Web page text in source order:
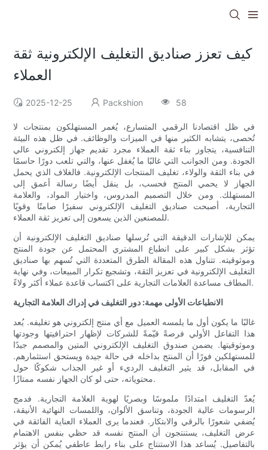
كيف تعزز صناديق التغليف الإلكترونية ثقة
العملاء
2025-12-25 Packshion 58
في ظل اقتصادنا الرقمي المتسارع، يُغمر المستهلكون بمنتجات لا
تُحصى، يتشابه الكثير منها في الميزات والوظائف. في ظل هذه البيئة
التنافسية، يتجاوز بناء ثقة العملاء مجرد تقديم جهاز إلكتروني عالي
الجودة. ومن الجوانب التي غالبًا ما يُغفل عنها، والتي تلعب دورًا حاسمًا
في بناء الثقة والولاء، تغليف المنتجات الإلكترونية. فالغلاف الذي يحمل
الجهاز لا يحمي المنتج فحسب، بل ينقل أيضًا رسالة أعمق إلى
المستهلك. ومن خلال التصميم المدروس، واختيار المواد، والعلامة
التجارية، أصبحت صناديق التغليف الإلكتروني سفيرًا صامتًا وقويًا
للمصنعين الذين يسعون إلى تعزيز ثقة العملاء.
يمكن للإشارات الدقيقة التي تُرسلها صناديق التغليف الإلكترونية أن
تؤثر بشكل كبير على انطباع المشتري المحتمل عن جودة المنتج
وموثوقيته. تتناول هذه المقالة الطرق المتعددة التي تُسهم بها صناديق
التغليف الإلكترونية في تعزيز الثقة، وتشجيع تكرار المبيعات، وفي نهاية
المطاف مساعدة العلامات التجارية على اكتساب قاعدة عملاء أكثر ولاءً.
الانطباعات الأولى مهمة: دور التغليف في إدراك العلامة التجارية
غالبًا ما يكون أول ما يلمسه العميل مع أي منتج إلكتروني هو تغليفه. يُعد
هذا التفاعل الأولي فرصةً قيّمةً للشركات لإظهار احترافيتها وجودتها
وموثوقيتها. يضمن صندوق التغليف الإلكتروني المتين والمصمم جيدًا
للمستهلكين فورًا أن المنتج بداخله في حالة جيدة ويستحق استثمارهم.
في المقابل، قد يثير التغليف الرديء أو غير الجذاب شكوكًا حول
محتوياته، حتى لو كان الجهاز نفسه ممتازًا.
يُعدّ التغليف امتدادًا ملموسًا وبصريًا لهوية العلامة التجارية. فدمج
الرسومات عالية الجودة، وتناسق الألوان، واللمسات النهائية الأنيقة،
يُضفي شعورًا بالرقي والابتكار. فعندما يرى العملاء العناية الفائقة في
عرض التغليف، يستنتجون أن المنتج نفسه قد حظي بنفس الاهتمام
بالتفاصيل. يُساعد هذا الاستنتاج على بناء رابط عاطفي يُمكن أن يؤثر